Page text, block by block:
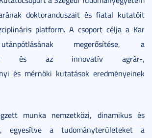
doktoranduszait és fiatal kutatóit
platform. A csoport célja a Kar
megerősítése, a
és az innovatív agrár-,
és mérnöki kutatások eredményeinek
munka nemzetközi, dinamikus és
egyesítve a tudományterületeket a